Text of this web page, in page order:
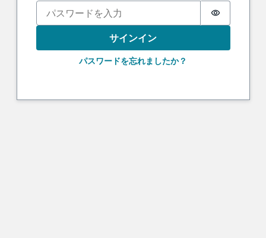
Password
サインイン
パスワードを忘れましたか？